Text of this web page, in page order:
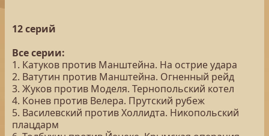
12 серий
Все серии:
1. Катуков против Манштейна. На острие удара
2. Ватутин против Манштейна. Огненный рейд
3. Жуков против Моделя. Тернопольский котел
4. Конев против Велера. Прутский рубеж
5. Василевский против Холлидта. Никопольский
плацдарм